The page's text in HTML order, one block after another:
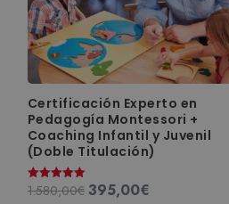
Certificación Experto en
Pedagogía Montessori +
Coaching Infantil y Juvenil
(Doble Titulación)
Valorado
1.580,00€ El
395,00€El